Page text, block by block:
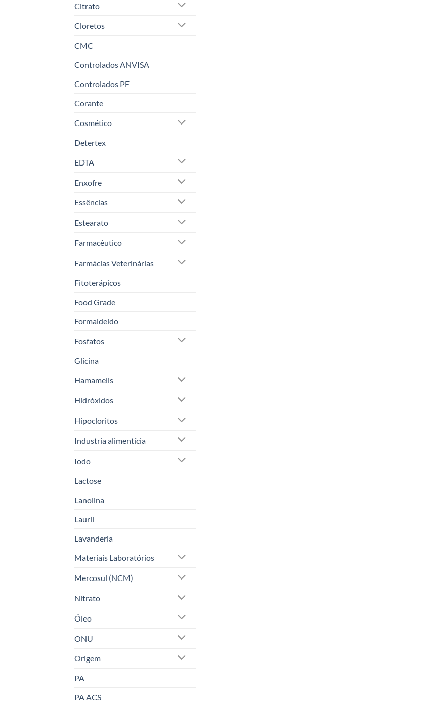
Citrato
Cloretos
CMC
Controlados ANVISA
Controlados PF
Corante
Cosmético
Detertex
EDTA
Enxofre
Essências
Estearato
Farmacêutico
Farmácias Veterinárias
Fitoterápicos
Food Grade
Formaldeido
Fosfatos
Glicina
Hamamelis
Hidróxidos
Hipocloritos
Industria alimentícia
Iodo
Lactose
Lanolina
Lauril
Lavanderia
Materiais Laboratórios
Mercosul (NCM)
Nitrato
Óleo
ONU
Origem
PA
PA ACS